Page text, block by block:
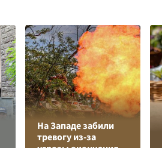
На Западе забили
тревогу из-за